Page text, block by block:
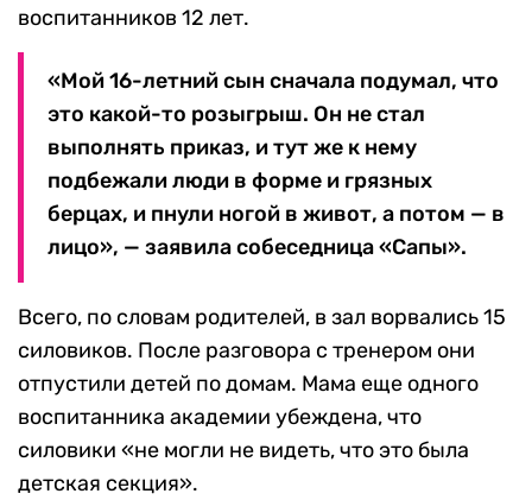
воспитанников 12 лет.
«Мой 16-летний сын сначала подумал, что
это какой-то розыгрыш. Он не стал
выполнять приказ, и тут же к нему
подбежали люди в форме и грязных
берцах, и пнули ногой в живот, а потом — в
лицо», — заявила собеседница «Сапы».
Всего, по словам родителей, в зал ворвались 15
силовиков. После разговора с тренером они
отпустили детей по домам. Мама еще одного
воспитанника академии убеждена, что
силовики «не могли не видеть, что это была
детская секция».